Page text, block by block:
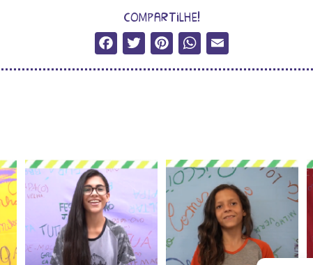
compartilhe!
Facebook
Twitter
Pinterest
WhatsApp